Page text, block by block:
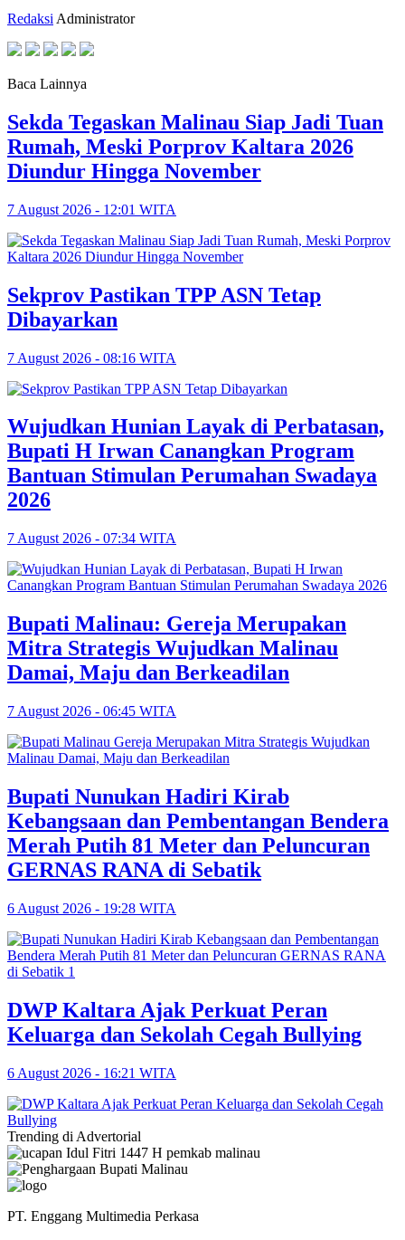
Redaksi Administrator
Baca Lainnya
Sekda Tegaskan Malinau Siap Jadi Tuan
Rumah, Meski Porprov Kaltara 2026
Diundur Hingga November
7 August 2026 - 12:01 WITA
Sekprov Pastikan TPP ASN Tetap
Dibayarkan
7 August 2026 - 08:16 WITA
Wujudkan Hunian Layak di Perbatasan,
Bupati H Irwan Canangkan Program
Bantuan Stimulan Perumahan Swadaya
2026
7 August 2026 - 07:34 WITA
Bupati Malinau: Gereja Merupakan
Mitra Strategis Wujudkan Malinau
Damai, Maju dan Berkeadilan
7 August 2026 - 06:45 WITA
Bupati Nunukan Hadiri Kirab
Kebangsaan dan Pembentangan Bendera
Merah Putih 81 Meter dan Peluncuran
GERNAS RANA di Sebatik
6 August 2026 - 19:28 WITA
DWP Kaltara Ajak Perkuat Peran
Keluarga dan Sekolah Cegah Bullying
6 August 2026 - 16:21 WITA
Trending di Advertorial
PT. Enggang Multimedia Perkasa